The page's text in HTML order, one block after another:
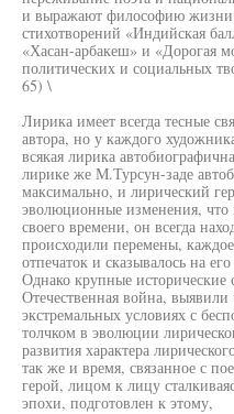
и выражают философию
стихотворений «Индийская
«Хасан-арбакеш» и «Дорогая
политических и социальных
65) \
Лирика имеет всегда тесные
автора, но у каждого
всякая лирика
лирике же М.Турсун-заде
максимально, и лирический
эволюционные изменения,
своего времени, он всегда
происходили перемены,
отпечаток и сказывалось на
Однако крупные исторические
Отечественная война, выявили
экстремальных условиях с
толчком в эволюции
развития характера
так же и время, связанное с
герой, лицом к лицу
эпохи, подготовлен к этому,